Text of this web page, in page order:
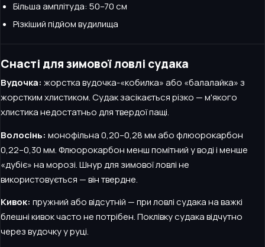
Більша амплітуда: 50–70 см
Різкіший підйом вудилища
Снасті для зимової ловлі судака
Вудочка: жорстка вудочка-«кобилка» або «балалайка» з
жорстким хлистиком. Судак засікається різко — м'якого
хлистика недостатньо для твердої пащі.
Волосінь: монофільна 0,20–0,28 мм або флюорокарбон
0,22–0,30 мм. Флюорокарбон менш помітний у воді і менше
«дубіє» на морозі. Шнур для зимової ловлі не
використовується — він твердне.
Кивок: пружний або відсутній — при ловлі судака на важкі
блешні кивок часто не потрібен. Поклівку судака відчутно
через вудочку у руці.